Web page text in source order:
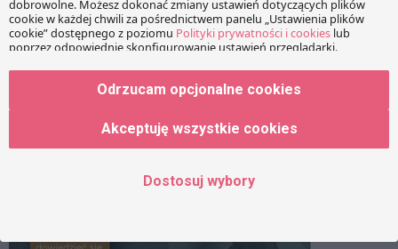
Zapamiętaj moje dane w tej przeglądarce podczas
pisania kolejnych komentarzy.
Odrzucam opcjonalne cookies
Akceptuję wszystkie cookies
Dostosuj wybory